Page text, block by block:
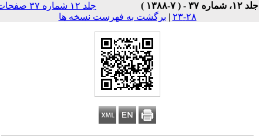
شماره ۳۷ - ( ۷-۱۳۸۸ )
جلد ۱۲ شماره ۳۷ صفحات
۲۸-۲۳
|برگشت به فهرست نسخه ها